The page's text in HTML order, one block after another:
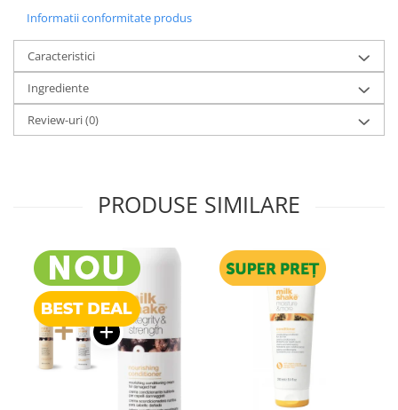
Informatii conformitate produs
Caracteristici
Ingrediente
Review-uri(0)
PRODUSE SIMILARE